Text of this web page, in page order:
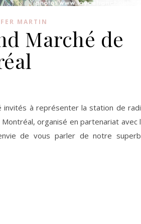
MARTIN
Marché de
invités à représenter la station de
organisé en partenariat avec
de vous parler de notre